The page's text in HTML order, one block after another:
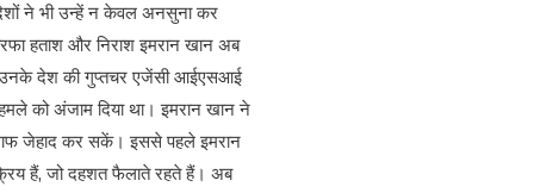
ने भी उन्हें न केवल अनसुना कर
हताश और निराश इमरान खान अब
उनके देश की गुप्तचर एजेंसी आईएसआई
को अंजाम दिया था। इमरान खान ने
जेहाद कर सकें। इससे पहले इमरान
हैं, जो दहशत फैलाते रहते हैं। अब